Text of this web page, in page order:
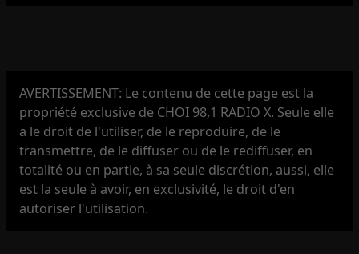
AVERTISSEMENT: Le contenu de cette page est la
propriété exclusive de CHOI 98,1 RADIO X. Seule elle
a le droit de l'utiliser, de le reproduire, de le
transmettre, de le diffuser ou de le rediffuser, en
totalité ou en partie, à sa seule discrétion, aussi, elle
est la seule à avoir, en exclusivité, le droit d'en
autoriser l'utilisation.